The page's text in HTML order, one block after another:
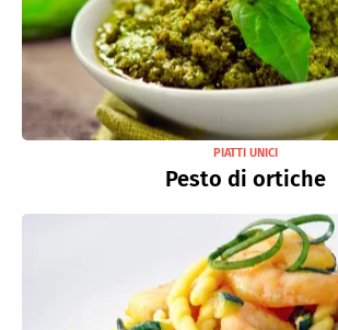
PIATTI UNICI
Pesto di ortiche